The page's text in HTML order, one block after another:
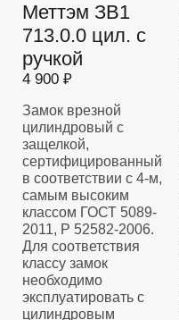
Меттэм ЗВ1
713.0.0 цил. с
ручкой
4 900 ₽
Замок врезной
цилиндровый с
защелкой,
сертифицированный
в соответствии с 4-м,
самым высоким
классом ГОСТ 5089-
2011, Р 52582-2006.
Для соответствия
классу замок
необходимо
эксплуатировать с
цилиндровым